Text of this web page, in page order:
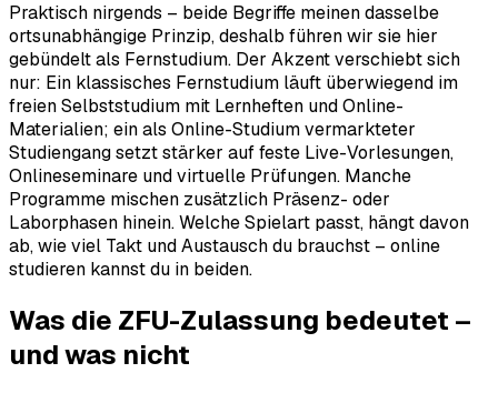
Praktisch nirgends – beide Begriffe meinen dasselbe
ortsunabhängige Prinzip, deshalb führen wir sie hier
gebündelt als Fernstudium. Der Akzent verschiebt sich
nur: Ein klassisches Fernstudium läuft überwiegend im
freien Selbststudium mit Lernheften und Online-
Materialien; ein als Online-Studium vermarkteter
Studiengang setzt stärker auf feste Live-Vorlesungen,
Onlineseminare und virtuelle Prüfungen. Manche
Programme mischen zusätzlich Präsenz- oder
Laborphasen hinein. Welche Spielart passt, hängt davon
ab, wie viel Takt und Austausch du brauchst – online
studieren kannst du in beiden.
Was die ZFU-Zulassung bedeutet –
und was nicht